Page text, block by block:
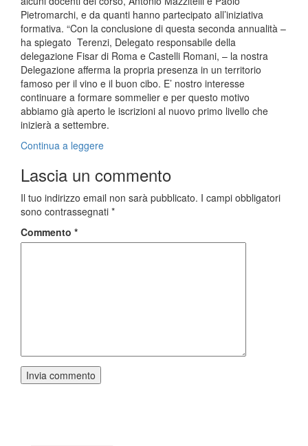
Pietromarchi, e da quanti hanno partecipato all’iniziativa
formativa. “Con la conclusione di questa seconda annualità –
ha spiegato Terenzi, Delegato responsabile della
delegazione Fisar di Roma e Castelli Romani, – la nostra
Delegazione afferma la propria presenza in un territorio
famoso per il vino e il buon cibo. E’ nostro interesse
continuare a formare sommelier e per questo motivo
abbiamo già aperto le iscrizioni al nuovo primo livello che
inizierà a settembre.
Continua a leggere
Lascia un commento
Il tuo indirizzo email non sarà pubblicato. I campi obbligatori
sono contrassegnati *
Commento *